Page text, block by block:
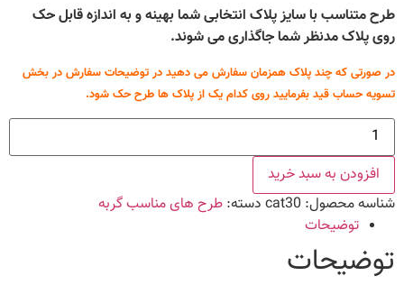
طرح متناسب با سایز پلاک انتخابی شما بهینه و به اندازه قابل حک
روی پلاک مدنظر شما جاگذاری می شوند.
در صورتی که چند پلاک همزمان سفارش می دهید در توضیحات سفارش در بخش
تسویه حساب قید بفرمایید روی کدام یک از پلاک ها طرح حک شود.
طرح
گربه
کد
عددافزودن به سبد خرید
شناسه محصول: cat30 دسته: طرح های مناسب گربه
توضیحات
توضیحات